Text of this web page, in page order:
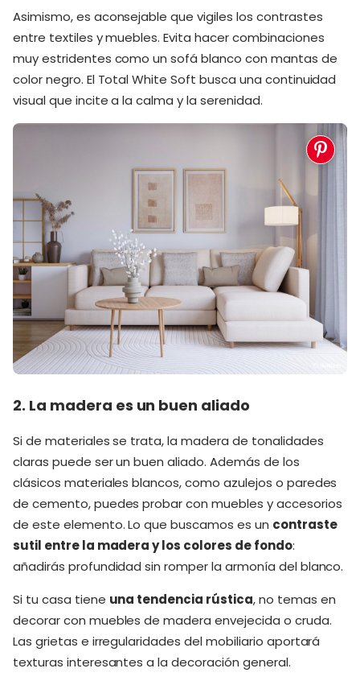
Asimismo, es aconsejable que vigiles los contrastes
entre textiles y muebles. Evita hacer combinaciones
muy estridentes como un sofá blanco con mantas de
color negro. El Total White Soft busca una continuidad
visual que incite a la calma y la serenidad.
2. La madera es un buen aliado
Si de materiales se trata, la madera de tonalidades
claras puede ser un buen aliado. Además de los
clásicos materiales blancos, como azulejos o paredes
de cemento, puedes probar con muebles y accesorios
de este elemento. Lo que buscamos es un contraste
sutil entre la madera y los colores de fondo:
añadirás profundidad sin romper la armonía del blanco.
Si tu casa tiene una tendencia rústica, no temas en
decorar con muebles de madera envejecida o cruda.
Las grietas e irregularidades del mobiliario aportará
texturas interesantes a la decoración general.